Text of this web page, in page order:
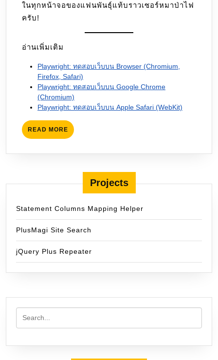
ในทุกหน้าจอของแฟนพันธุ์แท้บราวเซอร์หมาป่าไฟ
ครับ!
อ่านเพิ่มเติม
Playwright: ทดสอบเว็บบน Browser (Chromium,
Firefox, Safari)
Playwright: ทดสอบเว็บบน Google Chrome
(Chromium)
Playwright: ทดสอบเว็บบน Apple Safari (WebKit)
READ MORE READ
MORE
Projects
Statement Columns Mapping Helper
PlusMagi Site Search
jQuery Plus Repeater